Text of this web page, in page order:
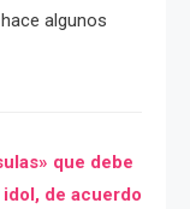
algunos
que debe
de acuerdo